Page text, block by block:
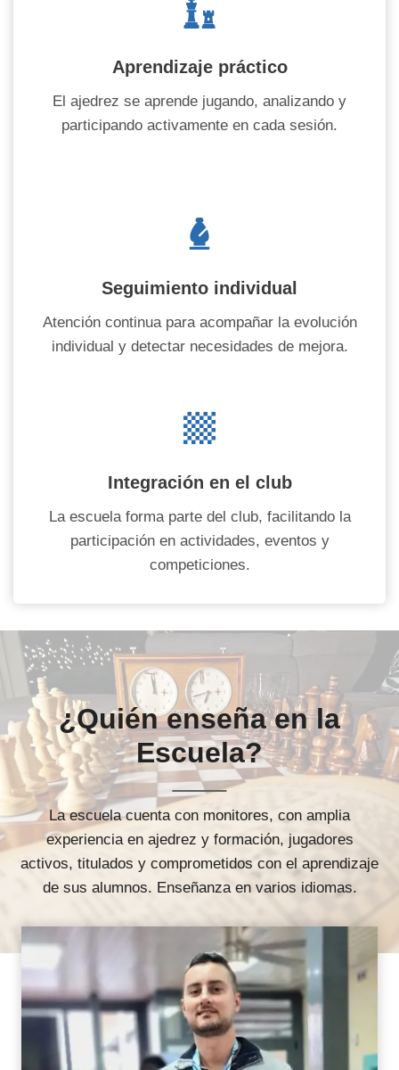
Aprendizaje práctico
El ajedrez se aprende jugando, analizando y
participando activamente en cada sesión.
Seguimiento individual
Atención continua para acompañar la evolución
individual y detectar necesidades de mejora.
Integración en el club
La escuela forma parte del club, facilitando la
participación en actividades, eventos y
competiciones.
¿Quién enseña en la
Escuela?
La escuela cuenta con monitores, con amplia
experiencia en ajedrez y formación, jugadores
activos, titulados y comprometidos con el aprendizaje
de sus alumnos. Enseñanza en varios idiomas.